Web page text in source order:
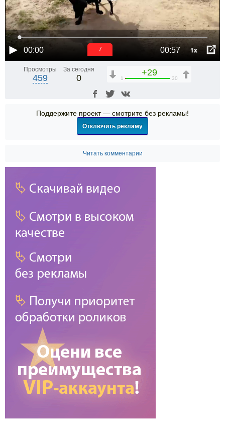
00:00 00:57 1x
6
Просмотры
459
За сегодня
0
+29
1 30
Поддержите проект — смотрите без рекламы!
Отключить рекламу
Читать комментарии